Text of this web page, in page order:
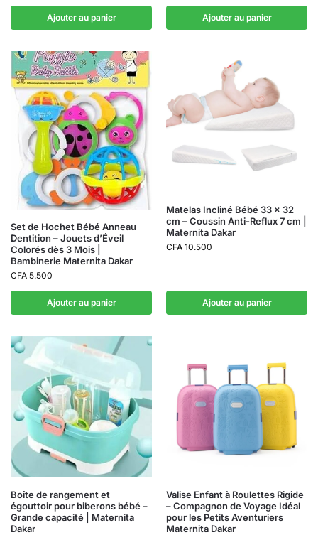
Ajouter au panier Ajouter au panier
Set de Hochet Bébé Anneau
Dentition – Jouets d’Éveil
Colorés dès 3 Mois |
Bambinerie Maternita Dakar
CFA 5.500
Ajouter au panier
Matelas Incliné Bébé 33 x 32
cm – Coussin Anti-Reflux 7 cm |
Maternita Dakar
CFA 10.500
Ajouter au panier
Boîte de rangement et
égouttoir pour biberons bébé –
Grande capacité | Maternita
Dakar
Valise Enfant à Roulettes Rigide
– Compagnon de Voyage Idéal
pour les Petits Aventuriers
Maternita Dakar